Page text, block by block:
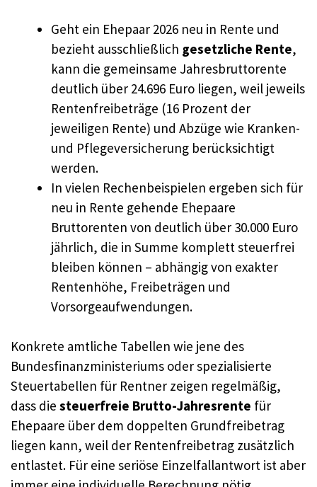
Geht ein Ehepaar 2026 neu in Rente und
bezieht ausschließlich gesetzliche Rente,
kann die gemeinsame Jahresbruttorente
deutlich über 24.696 Euro liegen, weil jeweils
Rentenfreibeträge (16 Prozent der
jeweiligen Rente) und Abzüge wie Kranken-
und Pflegeversicherung berücksichtigt
werden.
In vielen Rechenbeispielen ergeben sich für
neu in Rente gehende Ehepaare
Bruttorenten von deutlich über 30.000 Euro
jährlich, die in Summe komplett steuerfrei
bleiben können – abhängig von exakter
Rentenhöhe, Freibeträgen und
Vorsorgeaufwendungen.
Konkrete amtliche Tabellen wie jene des
Bundesfinanzministeriums oder spezialisierte
Steuertabellen für Rentner zeigen regelmäßig,
dass die steuerfreie Brutto-Jahresrente für
Ehepaare über dem doppelten Grundfreibetrag
liegen kann, weil der Rentenfreibetrag zusätzlich
entlastet. Für eine seriöse Einzelfallantwort ist aber